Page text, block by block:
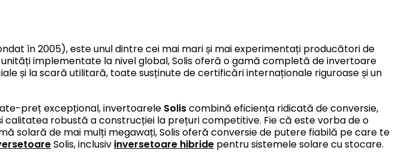
în 2005), este unul dintre cei mai mari și mai experimentați producători de
implementate la nivel global, Solis oferă o gamă completă de invertoare
și la scară utilitară, toate susținute de certificări internaționale riguroase și un
preț excepțional, invertoarele Soliscombină eficiența ridicată de conversie,
robustă a construcției la prețuri competitive. Fie că este vorba de o
solară de mai mulți megawați, Solis oferă conversie de putere fiabilă pe care te
Solis, inclusiv inversetoare hibride pentru sistemele solare cu stocare.